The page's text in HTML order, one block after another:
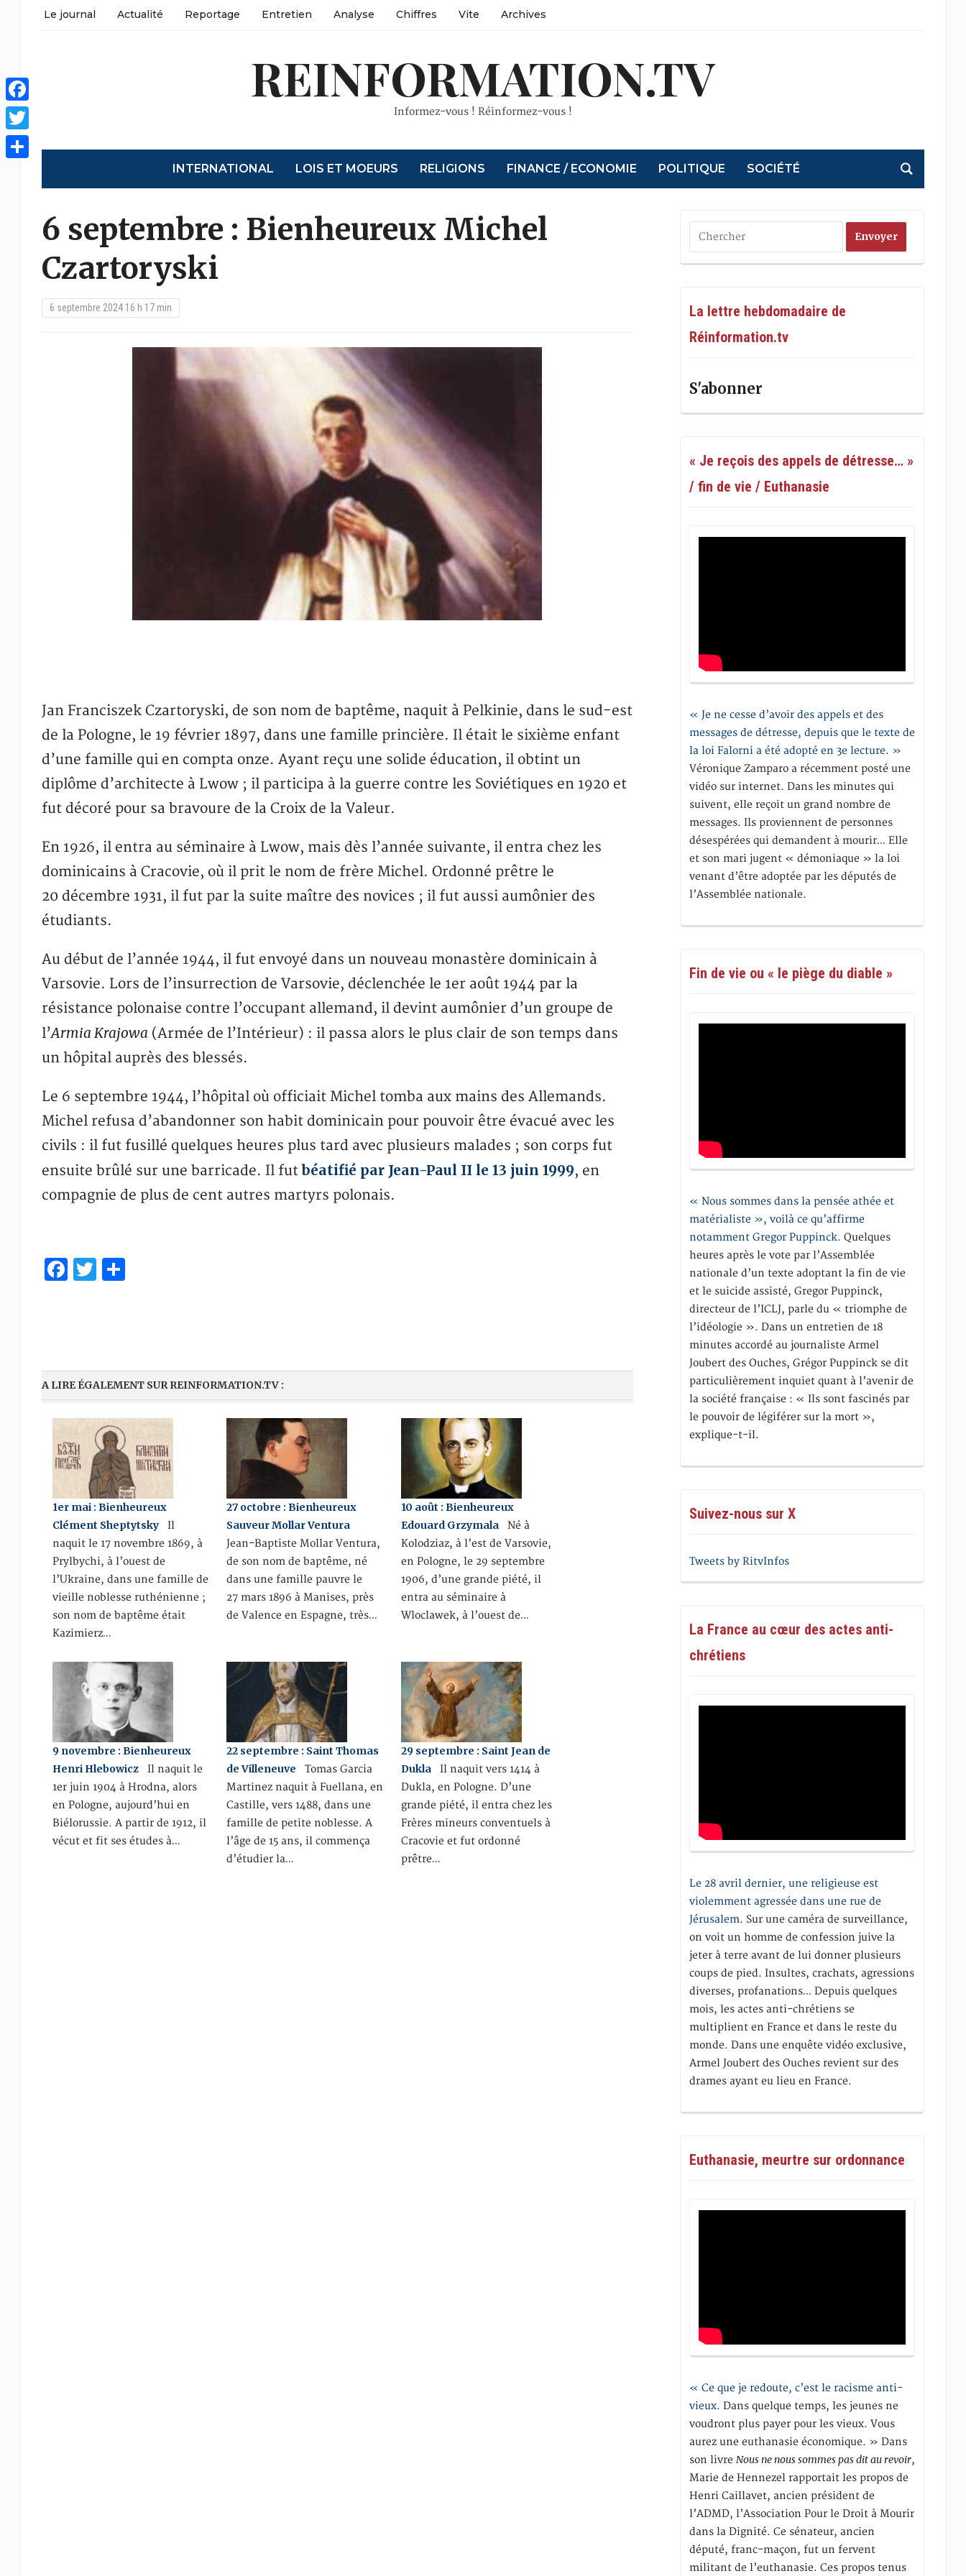
Le journal Actualité Reportage Entretien Analyse Chiffres Vite Archives
REINFORMATION.TV
Informez-vous ! Réinformez-vous !
INTERNATIONAL LOIS ET MOEURS RELIGIONS FINANCE / ECONOMIE POLITIQUE SOCIÉTÉ
6 septembre : Bienheureux Michel
Czartoryski
6 septembre 2024 16 h 17 min
Jan Franciszek Czartoryski, de son nom de baptême, naquit à Pelkinie, dans le sud-est
de la Pologne, le 19 février 1897, dans une famille princière. Il était le sixième enfant
d’une famille qui en compta onze. Ayant reçu une solide éducation, il obtint un
diplôme d’architecte à Lwow ; il participa à la guerre contre les Soviétiques en 1920 et
fut décoré pour sa bravoure de la Croix de la Valeur.
En 1926, il entra au séminaire à Lwow, mais dès l’année suivante, il entra chez les
dominicains à Cracovie, où il prit le nom de frère Michel. Ordonné prêtre le
20 décembre 1931, il fut par la suite maître des novices ; il fut aussi aumônier des
étudiants.
Au début de l’année 1944, il fut envoyé dans un nouveau monastère dominicain à
Varsovie. Lors de l’insurrection de Varsovie, déclenchée le 1er août 1944 par la
résistance polonaise contre l’occupant allemand, il devint aumônier d’un groupe de
l’Armia Krajowa (Armée de l’Intérieur) : il passa alors le plus clair de son temps dans
un hôpital auprès des blessés.
Le 6 septembre 1944, l’hôpital où officiait Michel tomba aux mains des Allemands.
Michel refusa d’abandonner son habit dominicain pour pouvoir être évacué avec les
civils : il fut fusillé quelques heures plus tard avec plusieurs malades ; son corps fut
ensuite brûlé sur une barricade. Il futbéatifié par Jean-Paul II le 13 juin 1999, en
compagnie de plus de cent autres martyrs polonais.
Facebook
Twitter
Partager
A LIRE ÉGALEMENT SUR REINFORMATION.TV :
1er mai : Bienheureux
Clément SheptytskyIl
naquit le 17 novembre 1869, à
Prylbychi, à l’ouest de
l’Ukraine, dans une famille de
vieille noblesse ruthénienne ;
son nom de baptême était
Kazimierz…
27 octobre : Bienheureux
Sauveur Mollar Ventura
Jean-Baptiste Mollar Ventura,
de son nom de baptême, né
dans une famille pauvre le
27 mars 1896 à Manises, près
de Valence en Espagne, très…
10 août : Bienheureux
Edouard GrzymalaNé à
Kolodziaz, à l’est de Varsovie,
en Pologne, le 29 septembre
1906, d’une grande piété, il
entra au séminaire à
Wloclawek, à l’ouest de…
9 novembre : Bienheureux
Henri HlebowiczIl naquit le
1er juin 1904 à Hrodna, alors
en Pologne, aujourd’hui en
Biélorussie. A partir de 1912, il
vécut et fit ses études à…
22 septembre : Saint Thomas
de Villeneuve Tomas Garcia
Martinez naquit à Fuellana, en
Castille, vers 1488, dans une
famille de petite noblesse. A
l’âge de 15 ans, il commença
d’étudier la…
29 septembre : Saint Jean de
DuklaIl naquit vers 1414 à
Dukla, en Pologne. D’une
grande piété, il entra chez les
Frères mineurs conventuels à
Cracovie et fut ordonné
prêtre…
La lettre hebdomadaire de
Réinformation.tv
S'abonner
« Je reçois des appels de détresse… »
/ fin de vie / Euthanasie
« Je ne cesse d’avoir des appels et des
messages de détresse, depuis que le texte de
la loi Falorni a été adopté en 3e lecture. »
Véronique Zamparo a récemment posté une
vidéo sur internet. Dans les minutes qui
suivent, elle reçoit un grand nombre de
messages. Ils proviennent de personnes
désespérées qui demandent à mourir… Elle
et son mari jugent « démoniaque » la loi
venant d’être adoptée par les députés de
l’Assemblée nationale.
Fin de vie ou « le piège du diable »
« Nous sommes dans la pensée athée et
matérialiste », voilà ce qu’affirme
notamment Gregor Puppinck. Quelques
heures après le vote par l’Assemblée
nationale d’un texte adoptant la fin de vie
et le suicide assisté, Gregor Puppinck,
directeur de l’ICLJ, parle du « triomphe de
l’idéologie ». Dans un entretien de 18
minutes accordé au journaliste Armel
Joubert des Ouches, Grégor Puppinck se dit
particulièrement inquiet quant à l’avenir de
la société française : « Ils sont fascinés par
le pouvoir de légiférer sur la mort »,
explique-t-il.
Suivez-nous sur X
Tweets by RitvInfos
La France au cœur des actes anti-
chrétiens
Le 28 avril dernier, une religieuse est
violemment agressée dans une rue de
Jérusalem. Sur une caméra de surveillance,
on voit un homme de confession juive la
jeter à terre avant de lui donner plusieurs
coups de pied. Insultes, crachats, agressions
diverses, profanations… Depuis quelques
mois, les actes anti-chrétiens se
multiplient en France et dans le reste du
monde. Dans une enquête vidéo exclusive,
Armel Joubert des Ouches revient sur des
drames ayant eu lieu en France.
Euthanasie, meurtre sur ordonnance
« Ce que je redoute, c’est le racisme anti-
vieux. Dans quelque temps, les jeunes ne
voudront plus payer pour les vieux. Vous
aurez une euthanasie économique. » Dans
son livreNous ne nous sommes pas dit au revoir,
Marie de Hennezel rapportait les propos de
Henri Caillavet, ancien président de
l’ADMD, l’Association Pour le Droit à Mourir
dans la Dignité. Ce sénateur, ancien
député, franc-maçon, fut un fervent
militant de l’euthanasie. Ces propos tenus
Facebook
Twitter